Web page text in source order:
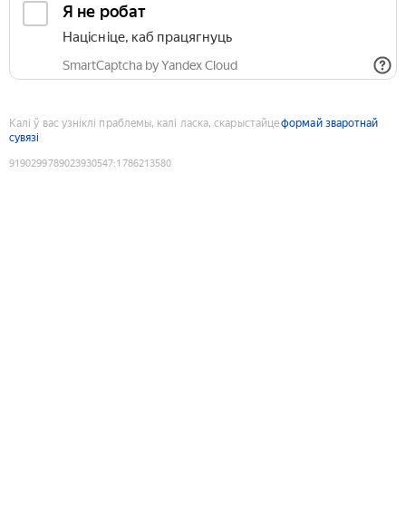
Я не робат
Націсніце, каб працягнуць
SmartCaptcha by Yandex Cloud
Калі ў вас узніклі праблемы, калі ласка, скарыстайцеформай зваротнай
сувязі
9190299789023930547:1786213580